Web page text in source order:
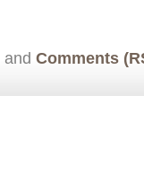
and Comments